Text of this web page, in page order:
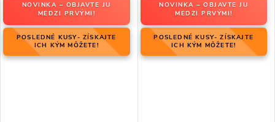
NOVINKA – OBJAVTE JU
MEDZI PRVÝMI!
POSLEDNÉ KUSY- ZÍSKAJTE
ICH KÝM MÔŽETE!
NOVINKA – OBJAVTE JU
MEDZI PRVÝMI!
POSLEDNÉ KUSY- ZÍSKAJTE
ICH KÝM MÔŽETE!